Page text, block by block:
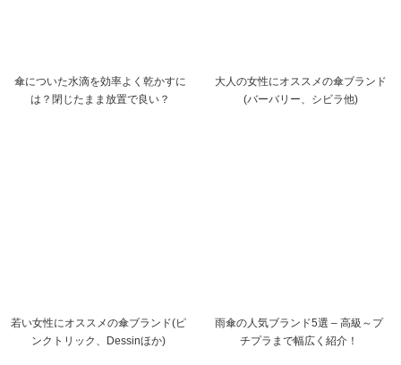
傘についた水滴を効率よく乾かすに
は？閉じたまま放置で良い？
大人の女性にオススメの傘ブランド
(バーバリー、シビラ他)
若い女性にオススメの傘ブランド(ピ
ンクトリック、Dessinほか)
雨傘の人気ブランド5選 – 高級～プ
チプラまで幅広く紹介！